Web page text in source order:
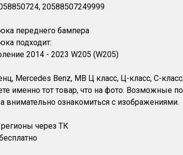
20588507249999
переднего бампера
подходит:
2014 - 2023 W205 (W205)
Mercedes Benz, MB Ц класс, Ц-класс, C-
именно тот товар, что на фото. Возможные
ознакомиться с изображениями.
через ТК